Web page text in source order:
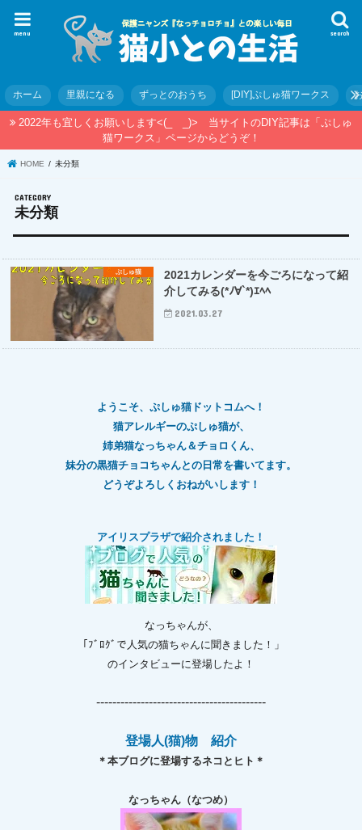
search
menu
ホーム 里親になる ずっとのおうち [DIY]ぷしゅ猫ワークス
2022年も宜しくお願いします<(_ _)> 当サイトのDIY記事は「ぷしゅ
猫ワークス」ページからどうぞ！
HOME 未分類
未分類
ぷしゅ猫
2021カレンダーを今ごろになって紹
介してみる(*ﾉ∀`*)ｴﾍﾍ
2021.03.27
ようこそ、ぷしゅ猫ドットコムへ！
猫アレルギーのぷしゅ猫が、
姉弟猫なっちゃん＆チョロくん、
妹分の黒猫チョコちゃんとの日常を書いてます。
どうぞよろしくおねがいします！
アイリスプラザで紹介されました！
なっちゃんが、
「ﾌﾞﾛｸﾞで人気の猫ちゃんに聞きました！」
のインタビューに登場したよ！
------------------------------------------
登場人(猫)物 紹介
＊本ブログに登場するネコとヒト＊
なっちゃん（なつめ）